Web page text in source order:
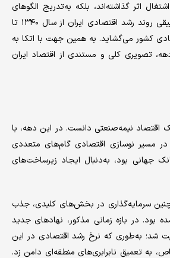
اثر گذاشته‌اند، بلکه به‌تدریج الگوهای
رفتاری دولت، بخش خصوصی و خانوارها را نیز تغییر داده‌اند. مطالعه‌ تطبیقی روند رشد اقتصادی ایران از سال ۱۳۴۰ تا
کشور می‌گشاید. به همین جهت با اتکا به
تصویری کلی و مستندی از اقتصاد ایران
یک اقتصاد نیمه‌صنعتی دانست. در این دهه، با
در مسیر نوسازی اقتصادی گام‌های متعددی
جهانی بود، به‌دنبال ایجاد زیرساخت‌های
پروژه‌ها شد. همچنین سرمایه‌گذاری در بخش‌های کلیدی، جذب
بود. در بازه زمانی مذکور، نهادهای جدید
شد؛ به‌طوری که نرخ رشد اقتصادی در این
مناطق خاص، به تعمیق نابرابری‌های منطقه‌ای دامن زد.